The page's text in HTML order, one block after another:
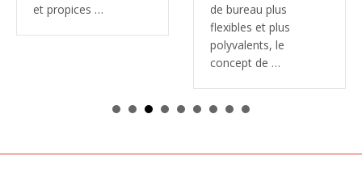
et propices …
de bureau plus
flexibles et plus
polyvalents, le
concept de …